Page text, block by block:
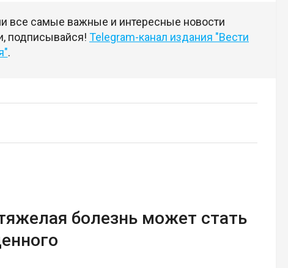
все самые важные и интересные новости
подписывайся! Telegram-канал издания "Вести
.
болезнь может стать